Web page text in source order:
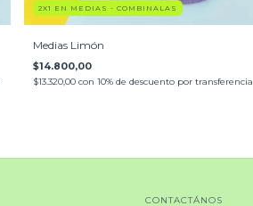
2X1 EN MEDIAS - COMBINALAS
Medias Limón
$14.800,00
$13.320,00 con 10% de descuento por transferencia
CONTACTÁNOS